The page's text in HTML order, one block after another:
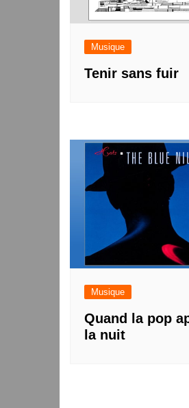
Musique
Tenir sans fuir
Musique
Quand la pop
la nuit